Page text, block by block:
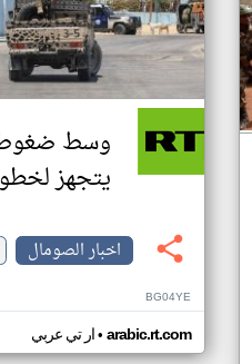
وسط ضغوط
يتجهز لخطوة
اخبار الصومال
BG04YE
ار تي عربي• arabic.rt.com